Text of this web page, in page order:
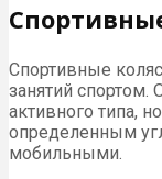
Спортивные
занятий
активного типа,
определенным
мобильными.